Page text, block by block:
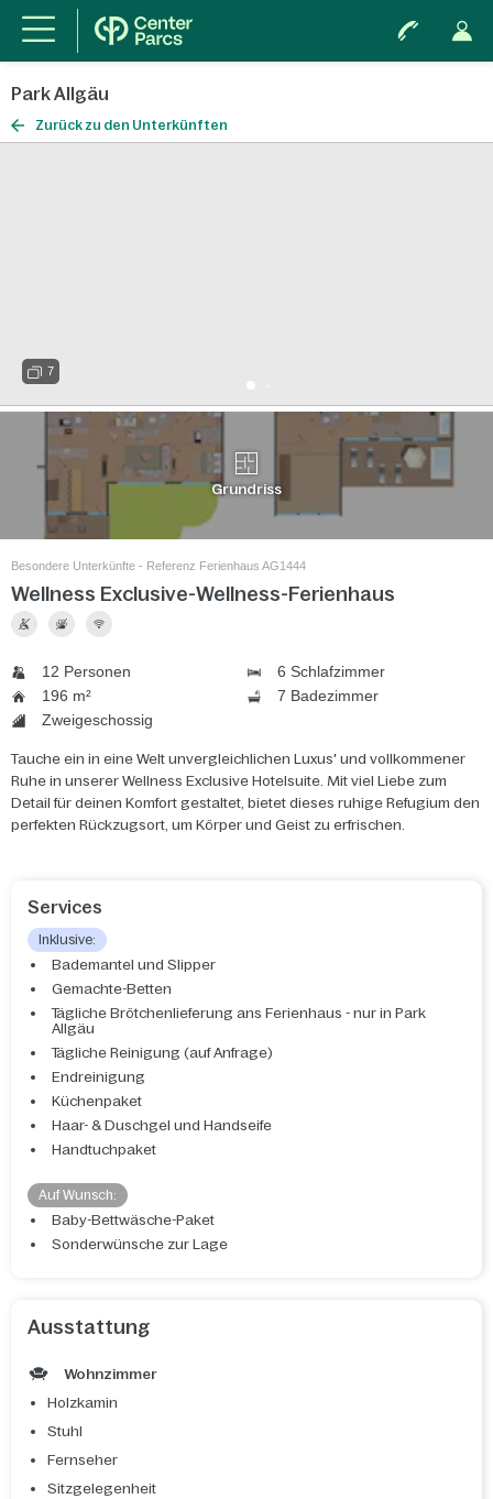
Park Allgäu
Zurück zu den Unterkünften
7
Grundriss
Besondere Unterkünfte - Referenz Ferienhaus AG1444
Wellness Exclusive-Wellness-Ferienhaus
12 Personen
6 Schlafzimmer
196 m²
7 Badezimmer
Zweigeschossig
Tauche ein in eine Welt unvergleichlichen Luxus' und vollkommener
Ruhe in unserer Wellness Exclusive Hotelsuite. Mit viel Liebe zum
Detail für deinen Komfort gestaltet, bietet dieses ruhige Refugium den
perfekten Rückzugsort, um Körper und Geist zu erfrischen.
Services
Inklusive:
Bademantel und Slipper
Gemachte-Betten
Tägliche Brötchenlieferung ans Ferienhaus - nur in Park
Allgäu
Tägliche Reinigung (auf Anfrage)
Endreinigung
Küchenpaket
Haar- & Duschgel und Handseife
Handtuchpaket
Auf Wunsch:
Baby-Bettwäsche-Paket
Sonderwünsche zur Lage
Ausstattung
Wohnzimmer
Holzkamin
Stuhl
Fernseher
Sitzgelegenheit